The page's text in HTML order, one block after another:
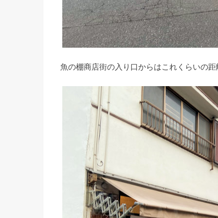
魚の棚商店街の入り口からはこれくらいの